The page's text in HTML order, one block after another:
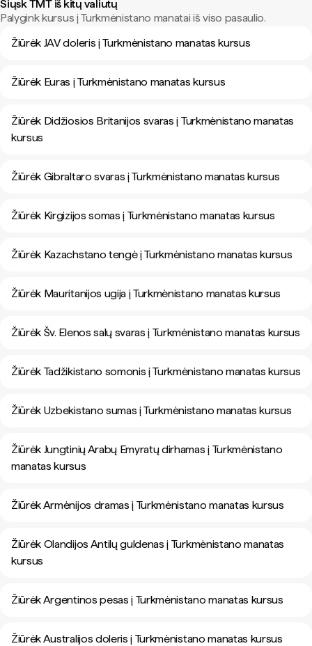
Siųsk TMT iš kitų valiutų
Palygink kursus į Turkmėnistano manatai iš viso pasaulio.
Žiūrėk JAV doleris į Turkmėnistano manatas kursus
Žiūrėk Euras į Turkmėnistano manatas kursus
Žiūrėk Didžiosios Britanijos svaras į Turkmėnistano manatas
kursus
Žiūrėk Gibraltaro svaras į Turkmėnistano manatas kursus
Žiūrėk Kirgizijos somas į Turkmėnistano manatas kursus
Žiūrėk Kazachstano tengė į Turkmėnistano manatas kursus
Žiūrėk Mauritanijos ugija į Turkmėnistano manatas kursus
Žiūrėk Šv. Elenos salų svaras į Turkmėnistano manatas kursus
Žiūrėk Tadžikistano somonis į Turkmėnistano manatas kursus
Žiūrėk Uzbekistano sumas į Turkmėnistano manatas kursus
Žiūrėk Jungtinių Arabų Emyratų dirhamas į Turkmėnistano
manatas kursus
Žiūrėk Armėnijos dramas į Turkmėnistano manatas kursus
Žiūrėk Olandijos Antilų guldenas į Turkmėnistano manatas
kursus
Žiūrėk Argentinos pesas į Turkmėnistano manatas kursus
Žiūrėk Australijos doleris į Turkmėnistano manatas kursus